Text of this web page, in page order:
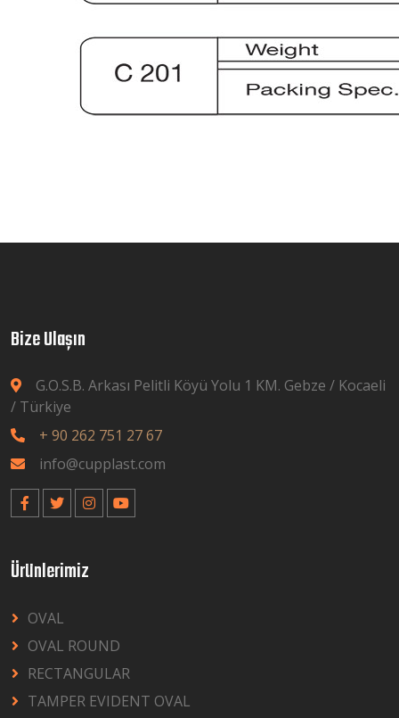
Bize Ulaşın
G.O.S.B. Arkası Pelitli Köyü Yolu 1 KM. Gebze / Kocaeli
/ Türkiye
+ 90 262 751 27 67
info@cupplast.com
Ürünlerimiz
OVAL
OVAL ROUND
RECTANGULAR
TAMPER EVIDENT OVAL